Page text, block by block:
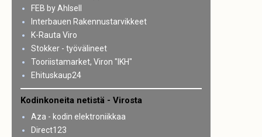
FEB by Ahlsell
Interbauen Rakennustarvikkeet
K-Rauta Viro
Stokker - työvälineet
Tooriistamarket, Viron "IKH"
Ehituskaup24
Kodinkoneita netistä - Virosta
Aza - kodin elektroniikkaa
Direct123